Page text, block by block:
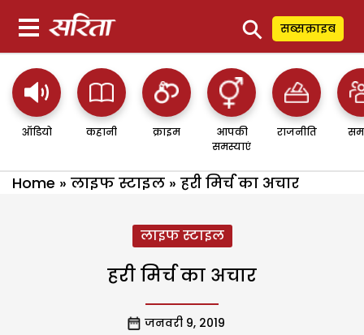
⚲ सब्सक्राइब
ऑडियो कहानी क्राइम
आपकी
समस्याएं
राजनीति
Home » लाइफ स्टाइल » हरी मिर्च का अचार
लाइफ स्टाइल
हरी मिर्च का अचार
जनवरी 9, 2019